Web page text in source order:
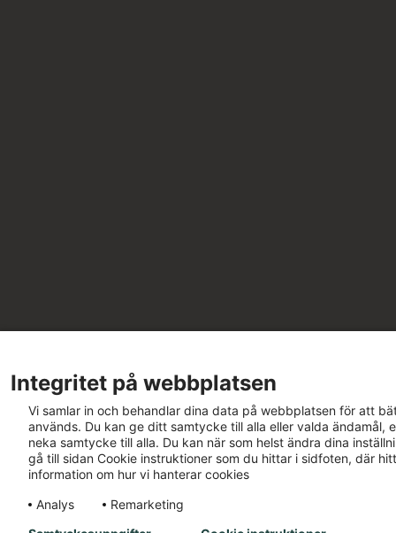
Integritet på webbplatsen
Vi samlar in och behandlar dina data på webbplatsen för att
används. Du kan ge ditt samtycke till alla eller valda ändamål,
neka samtycke till alla. Du kan när som helst ändra dina
gå till sidan Cookie instruktioner som du hittar i sidfoten, där
information om hur vi hanterar cookies
Analys
Remarketing